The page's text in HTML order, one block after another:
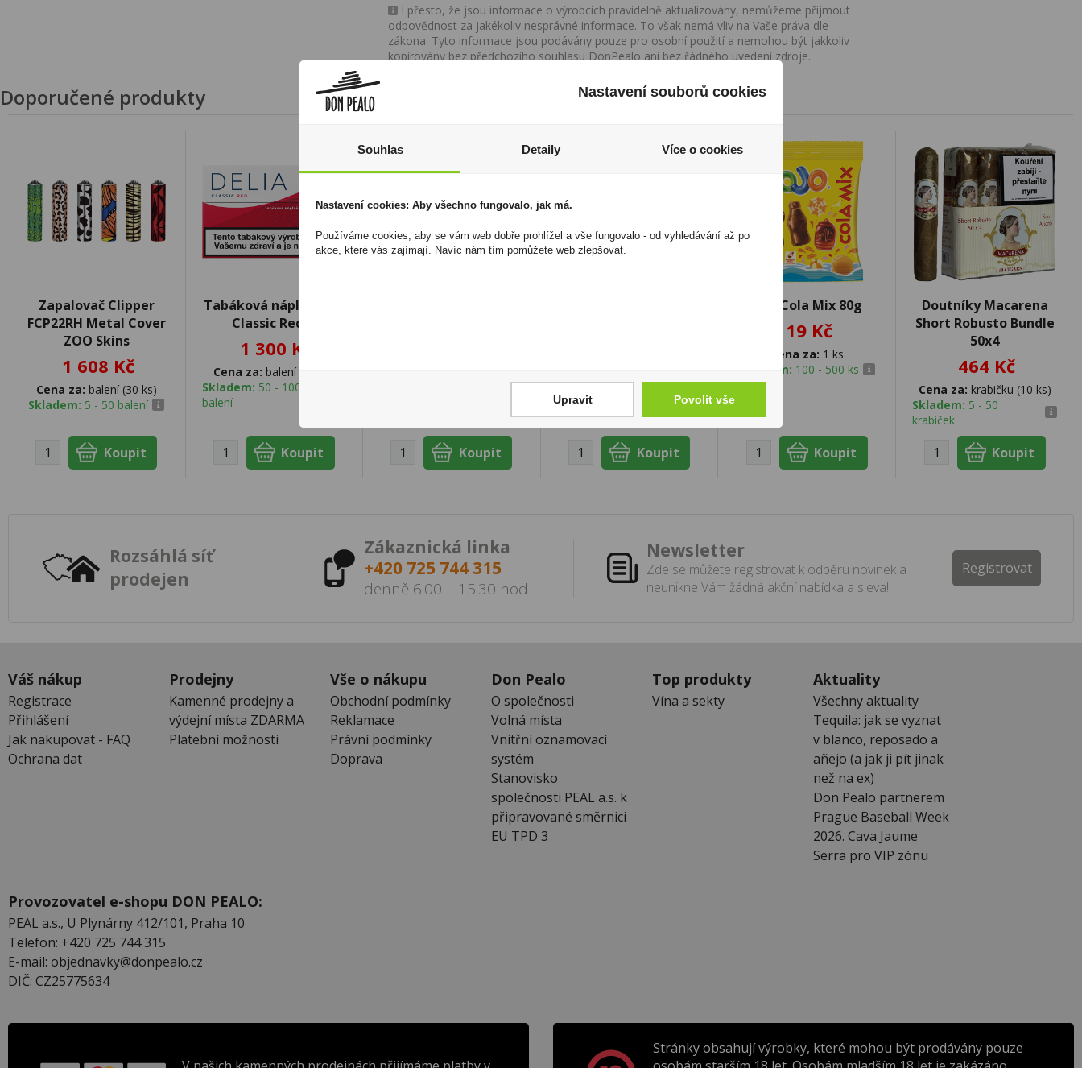
I přesto, že jsou informace o výrobcích pravidelně aktualizovány, nemůžeme přijmout
odpovědnost za jakékoliv nesprávné informace. To však nemá vliv na Vaše práva dle
zákona. Tyto informace jsou podávány pouze pro osobní použití a nemohou být jakkoliv
kopírovány bez předchozího souhlasu DonPealo ani bez řádného uvedení zdroje.
Doporučené produkty
Zapalovač Clipper
FCP22RH Metal Cover
ZOO Skins
1 608 Kč
Cena za: balení (30 ks)
Skladem: 5 - 50 balení
Tabáková náplň Delia
Classic Red U
1 300 Kč
Cena za: balení (10 ks)
Skladem: 50 - 100
balení
Jojo Cola Mix 80g
19 Kč
Cena za: 1 ks
Skladem: 100 - 500 ks
Doutníky Macarena
Short Robusto Bundle
50x4
464 Kč
Cena za: krabičku (10 ks)
Skladem: 5 - 50
krabiček
Rozsáhlá síť
prodejen
Zákaznická linka
+420 725 744 315
denně 6:00 – 15:30 hod
Newsletter
Zde se můžete registrovat k odběru novinek a
neunikne Vám žádná akční nabídka a sleva!
Registrovat
Váš nákup
Registrace
Přihlášení
Jak nakupovat - FAQ
Ochrana dat
Prodejny
Kamenné prodejny a
výdejní místa ZDARMA
Platební možnosti
Vše o nákupu
Obchodní podmínky
Reklamace
Právní podmínky
Doprava
Don Pealo
O společnosti
Volná místa
Vnitřní oznamovací
systém
Stanovisko
společnosti PEAL a.s. k
připravované směrnici
EU TPD 3
Top produkty
Vína a sekty
Aktuality
Všechny aktuality
Tequila: jak se vyznat
v blanco, reposado a
añejo (a jak ji pít jinak
než na ex)
Don Pealo partnerem
Prague Baseball Week
2026. Cava Jaume
Serra pro VIP zónu
Provozovatel e-shopu DON PEALO:
PEAL a.s., U Plynárny 412/101, Praha 10
Telefon: +420 725 744 315
E-mail: objednavky@donpealo.cz
DIČ: CZ25775634
Stránky obsahují výrobky, které mohou být prodávány pouze
Nastavení souborů cookies
Souhlas Detaily Více o cookies
Nastavení cookies: Aby všechno fungovalo, jak má.
Používáme cookies, aby se vám web dobře prohlížel a vše fungovalo - od vyhledávání až po
akce, které vás zajímají. Navíc nám tím pomůžete web zlepšovat.
Upravit Povolit vše